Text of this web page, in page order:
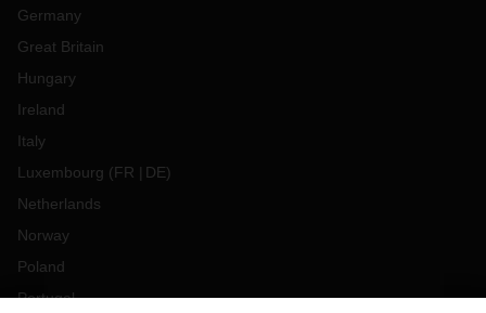
Germany
Great Britain
Hungary
Ireland
Italy
Luxembourg (FR DE)
Netherlands
Norway
Poland
Portugal